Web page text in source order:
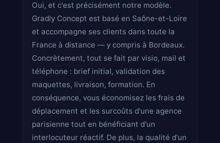
Oui, et c'est précisément notre modèle.
Gradly Concept est basé en Saône-et-Loire
et accompagne ses clients dans toute la
France à distance — y compris à Bordeaux.
Concrètement, tout se fait par visio, mail et
téléphone : brief initial, validation des
maquettes, livraison, formation. En
conséquence, vous économisez les frais de
déplacement et les surcoûts d'une agence
parisienne tout en bénéficiant d'un
interlocuteur réactif. De plus, la qualité d'un